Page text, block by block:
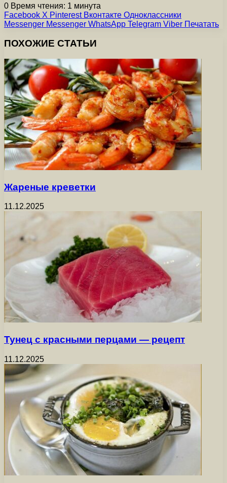
0 Время чтения: 1 минута
Facebook X Pinterest Вконтакте Одноклассники
Messenger Messenger WhatsApp Telegram Viber Печатать
ПОХОЖИЕ СТАТЬИ
Жареные креветки
11.12.2025
Тунец с красными перцами — рецепт
11.12.2025